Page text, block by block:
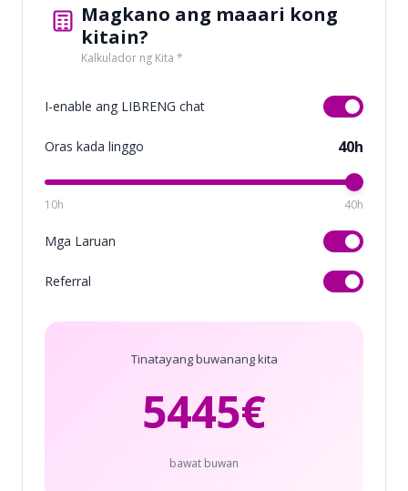
Magkano ang maaari kong
kitain?
Kalkulador ng Kita *
I-enable ang LIBRENG chat
Oras kada linggo 40h
10h 40h
Mga Laruan
Referral
Tinatayang buwanang kita
5445€
bawat buwan